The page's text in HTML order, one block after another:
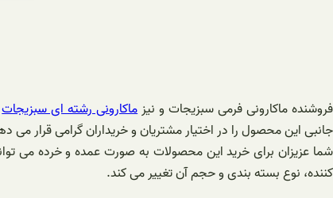
فروشنده ماکارونی فرمی سبزیجات و نیزماکارونی رشته ای سبزیجات
جانبی این محصول را در اختیار مشتریان و خریداران گرامی قرار می
شما عزیزان برای خرید این محصولات به صورت عمده و خرده می
کننده، نوع بسته بندی و حجم آن تغییر می کند.